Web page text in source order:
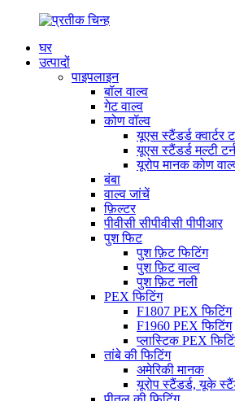
घर
उत्पादों
पाइपलाइन
बॉल वाल्व
गेट वाल्व
कोण वॉल्व
यूएस स्टैंडर्ड क्वार्टर
यूएस स्टैंडर्ड मल्टी
यूरोप मानक कोण
बंबा
वाल्व जांचें
फ़िल्टर
पीवीसी सीपीवीसी पीपीआर
पुश फिट
पुश फ़िट फिटिंग
पुश फ़िट वाल्व
पुश फ़िट नली
PEX फिटिंग
F1807 PEX फिटिंग
F1960 PEX फिटिंग
प्लास्टिक PEX
तांबे की फिटिंग
अमेरिकी मानक
यूरोप स्टैंडर्ड, यूके